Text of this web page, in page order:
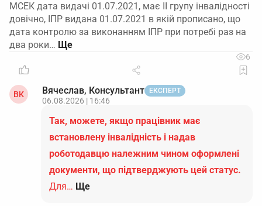
МСЕК дата видачі 01.07.2021, має ІІ групу інвалідності
довічно, ІПР видана 01.07.2021 в якій прописано, що
дата контролю за виконанням ІПР при потребі раз на
два роки…
6
ВК Вячеслав, Консультант ЕКСПЕРТ
06.08.2026 | 16:46
Так, можете, якщо працівник має
встановлену інвалідність і надав
роботодавцю належним чином оформлені
документи, що підтверджують цей статус.
Для… Ще